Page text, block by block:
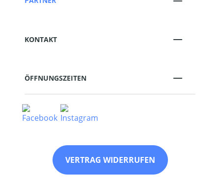
KONTAKT
ÖFFNUNGSZEITEN
VERTRAG WIDERRUFEN